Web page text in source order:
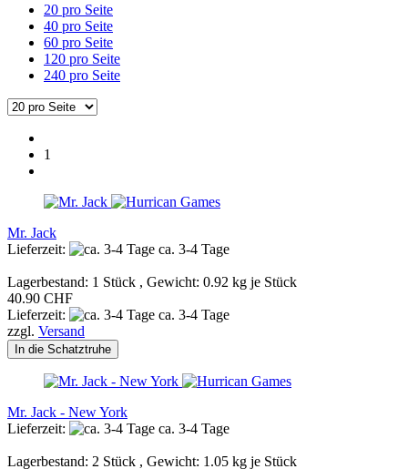
20 pro Seite
40 pro Seite
60 pro Seite
120 pro Seite
240 pro Seite
1
Mr. Jack
Lieferzeit:
ca. 3-4 Tage
Lagerbestand: 1 Stück , Gewicht: 0.92 kg je Stück
40.90 CHF
Lieferzeit:
ca. 3-4 Tage
zzgl. Versand
In die Schatztruhe
Mr. Jack - New York
Lieferzeit:
ca. 3-4 Tage
Lagerbestand: 2 Stück , Gewicht: 1.05 kg je Stück